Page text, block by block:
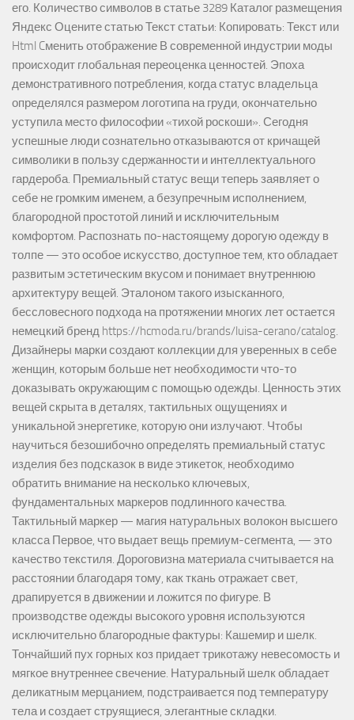
его. Количество символов в статье 3289 Каталог размещения
Яндекс Оцените статью Текст статьи: Копировать: Текст или
Html Cменить отображение В современной индустрии моды
происходит глобальная переоценка ценностей. Эпоха
демонстративного потребления, когда статус владельца
определялся размером логотипа на груди, окончательно
уступила место философии «тихой роскоши». Сегодня
успешные люди сознательно отказываются от кричащей
символики в пользу сдержанности и интеллектуального
гардероба. Премиальный статус вещи теперь заявляет о
себе не громким именем, а безупречным исполнением,
благородной простотой линий и исключительным
комфортом. Распознать по-настоящему дорогую одежду в
толпе — это особое искусство, доступное тем, кто обладает
развитым эстетическим вкусом и понимает внутреннюю
архитектуру вещей. Эталоном такого изысканного,
бессловесного подхода на протяжении многих лет остается
немецкий бренд https://hcmoda.ru/brands/luisa-cerano/catalog.
Дизайнеры марки создают коллекции для уверенных в себе
женщин, которым больше нет необходимости что-то
доказывать окружающим с помощью одежды. Ценность этих
вещей скрыта в деталях, тактильных ощущениях и
уникальной энергетике, которую они излучают. Чтобы
научиться безошибочно определять премиальный статус
изделия без подсказок в виде этикеток, необходимо
обратить внимание на несколько ключевых,
фундаментальных маркеров подлинного качества.
Тактильный маркер — магия натуральных волокон высшего
класса Первое, что выдает вещь премиум-сегмента, — это
качество текстиля. Дороговизна материала считывается на
расстоянии благодаря тому, как ткань отражает свет,
драпируется в движении и ложится по фигуре. В
производстве одежды высокого уровня используются
исключительно благородные фактуры: Кашемир и шелк.
Тончайший пух горных коз придает трикотажу невесомость и
мягкое внутреннее свечение. Натуральный шелк обладает
деликатным мерцанием, подстраивается под температуру
тела и создает струящиеся, элегантные складки.